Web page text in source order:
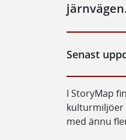
Senast
I StoryMap
kulturmiljöer
med ännu